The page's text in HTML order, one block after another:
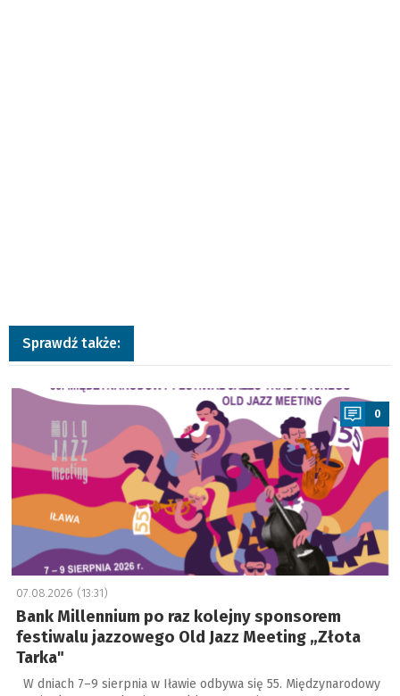
Sprawdź także:
a
0
07.08.2026 (13:31)
Bank Millennium po raz kolejny sponsorem
festiwalu jazzowego Old Jazz Meeting „Złota
Tarka"
W dniach 7–9 sierpnia w Iławie odbywa się 55. Międzynarodowy